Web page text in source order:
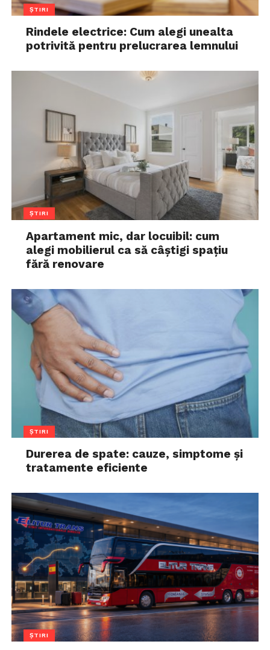
ȘTIRI
Rindele electrice: Cum alegi unealta
potrivită pentru prelucrarea lemnului
ȘTIRI
Apartament mic, dar locuibil: cum
alegi mobilierul ca să câștigi spațiu
fără renovare
ȘTIRI
Durerea de spate: cauze, simptome și
tratamente eficiente
ȘTIRI